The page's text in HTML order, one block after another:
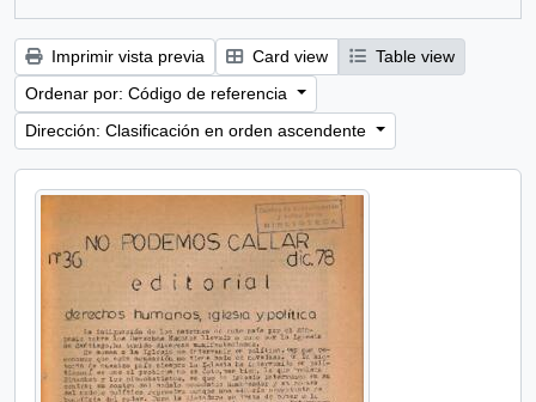
Imprimir vista previa Card view
Table view
Ordenar por: Código de referencia
Dirección: Clasificación en orden ascendente